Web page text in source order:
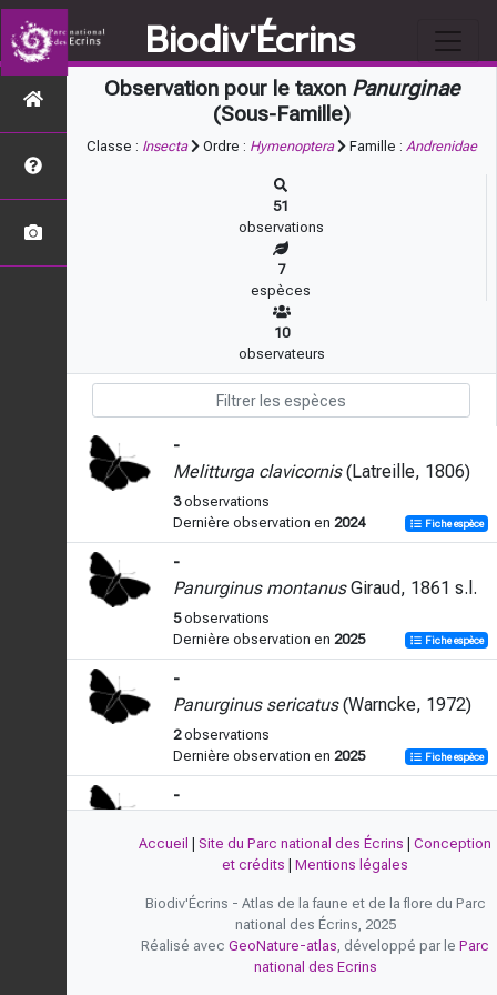
Biodiv'Écrins
Observation pour le taxon Panurginae
(Sous-Famille)
Classe : Insecta Ordre : Hymenoptera Famille : Andrenidae
51
observations
7
espèces
10
observateurs
-
Melitturga clavicornis(Latreille, 1806)
3observations
Dernière observation en 2024 Fiche espèce
-
Panurginus montanusGiraud, 1861 s.l.
5observations
Dernière observation en 2025 Fiche espèce
-
Panurginus sericatus(Warncke, 1972)
2observations
Dernière observation en 2025 Fiche espèce
-
24 observations
Dernière observation en2025
-
Panurgus calcaratus(Scopoli, 1763)
observations
Accueil Site du Parc national des Écrins
Conception
et crédits
Mentions légales
Biodiv'Écrins - Atlas de la faune et de la flore du Parc
national des Écrins, 2025
Réalisé avec GeoNature-atlas, développé par le Parc
national des Ecrins